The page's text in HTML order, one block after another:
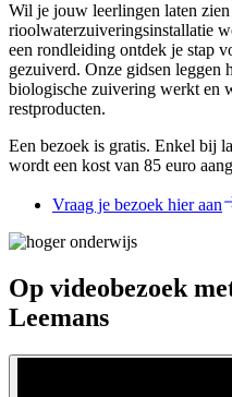
Wil je jouw leerlingen laten zien
rioolwaterzuiveringsinstallatie
een rondleiding ontdek je stap
gezuiverd. Onze gidsen leggen
biologische zuivering werkt en
restproducten.
Een bezoek is gratis. Enkel bij
wordt een kost van 85 euro
Vraag je bezoek hier aan
Op videobezoek
Leemans